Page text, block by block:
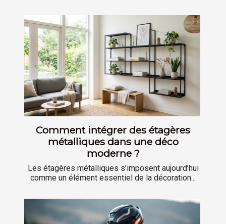
Comment intégrer des étagères
métalliques dans une déco
moderne ?
Les étagères métalliques s’imposent aujourd’hui
comme un élément essentiel de la décoration...